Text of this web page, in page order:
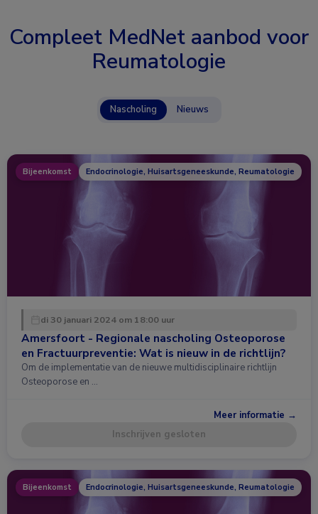
Compleet MedNet aanbod voor
Reumatologie
Nascholing Nieuws
Bijeenkomst Endocrinologie, Huisartsgeneeskunde, Reumatologie
di 30 januari 2024 om 18:00 uur
Amersfoort - Regionale nascholing Osteoporose
en Fractuurpreventie: Wat is nieuw in de richtlijn?
Om de implementatie van de nieuwe multidisciplinaire richtlijn
Osteoporose en …
Meer informatie →
Inschrijven gesloten
Bijeenkomst Endocrinologie, Huisartsgeneeskunde, Reumatologie